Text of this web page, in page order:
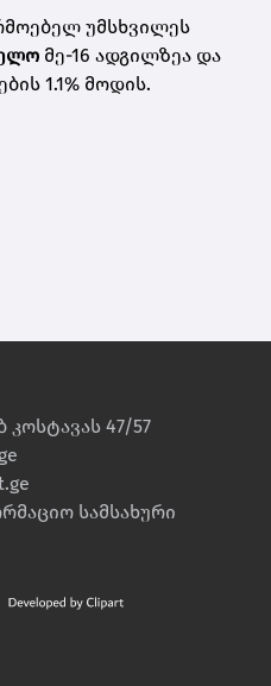
უმსხვილეს
მე-16 ადგილზეა და
1.1% მოდის.
47/57
სამსახური